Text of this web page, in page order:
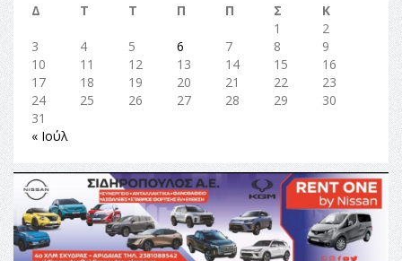
Δ
Τ Τ Π Π Σ
Κ
1
2
3
4 5 6 7 8
9
10
11 12 13 14 15
16
17
18 19 20 21 22
23
24
25 26 27 28 29
30
31
« Ιούλ